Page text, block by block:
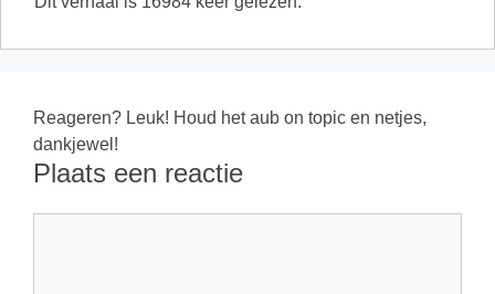
Reageren? Leuk! Houd het aub on topic en netjes,
dankjewel!
Plaats een reactie